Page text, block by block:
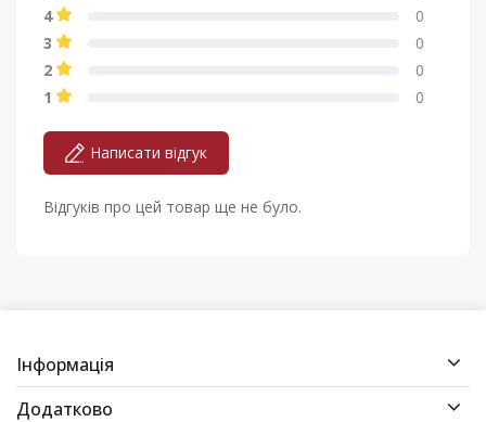
4
0
3
0
2
0
1
0
Написати відгук
Відгуків про цей товар ще не було.
Інформація
Додатково